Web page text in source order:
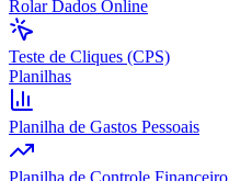
Rolar Dados Online
Teste de Cliques (CPS)
Planilhas
Planilha de Gastos Pessoais
Planilha de Controle Financeiro